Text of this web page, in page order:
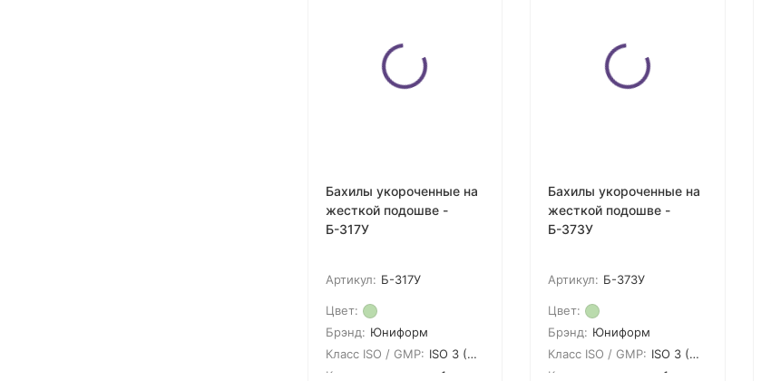
Бахилы укороченные на
жесткой подошве -
Б-317У
Артикул: Б-317У
Цвет:
Брэнд: Юниформ
Класс ISO / GMP: ISO 3 (GMP A)
Кол-во в упаковке:
1
Бахилы укороченные на
жесткой подошве -
Б-373У
Артикул: Б-373У
Цвет:
Брэнд: Юниформ
Класс ISO / GMP: ISO 3 (GMP A)
Кол-во в упаковке:
1